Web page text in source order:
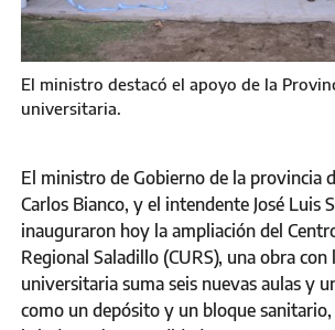
El ministro destacó el apoyo de la
universitaria.
El ministro de Gobierno de la provincia
Carlos Bianco, y el intendente José Luis
inauguraron hoy la ampliación del
Regional Saladillo (CURS), una obra con
universitaria suma seis nuevas aulas y
como un depósito y un bloque